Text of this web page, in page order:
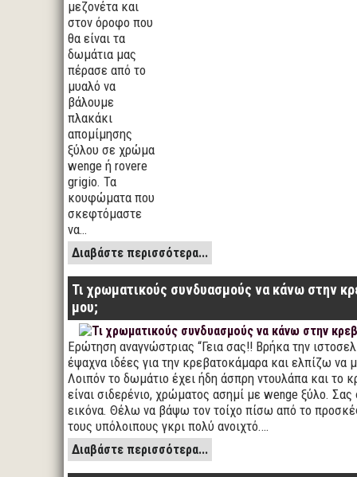
μεζονέτα και
στον όροφο που
θα είναι τα
δωμάτια μας
πέρασε από το
μυαλό να
βάλουμε
πλακάκι
απομίμησης
ξύλου σε χρώμα
wenge ή rovere
grigio. Τα
κουφώματα που
σκεφτόμαστε
να…
Διαβάστε περισσότερα...
Τι χρωματικούς συνδυασμούς να κάνω στην
μου;
Ερώτηση αναγνώστριας “Γεια σας!! Βρήκα την
έψαχνα ιδέες για την κρεβατοκάμαρα και ελπίζω να
Λοιπόν το δωμάτιο έχει ήδη άσπρη ντουλάπα και το
είναι σιδερένιο, χρώματος ασημί με wenge ξύλο.
εικόνα. Θέλω να βάψω τον τοίχο πίσω από το
τους υπόλοιπους γκρι πολύ ανοιχτό.…
Διαβάστε περισσότερα...